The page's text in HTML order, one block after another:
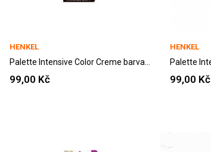
HENKEL
99,00 Kč
HENKEL
99,00 Kč